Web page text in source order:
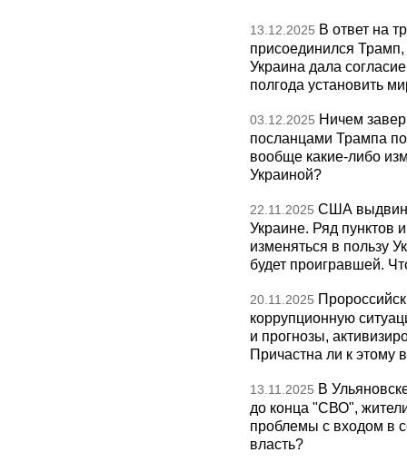
13.12.2025 В ответ на
присоединился
Украина дала
полгода установить
03.12.2025 Ничем
посланцами Трампа
вообще какие-либо
Украиной?
22.11.2025 США
Украине. Ряд пунктов
изменяться в пользу
будет проигравшей.
20.11.2025
коррупционную
и прогнозы,
Причастна ли к этому
13.11.2025 В
до конца "СВО",
проблемы с входом в
власть?